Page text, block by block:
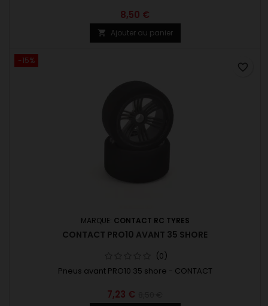
8,50 €
 Ajouter au panier
-15%
MARQUE: CONTACT RC TYRES
CONTACT PRO10 AVANT 35 SHORE
(0)
Pneus avant PRO10 35 shore - CONTACT
7,23 €
favorite_border